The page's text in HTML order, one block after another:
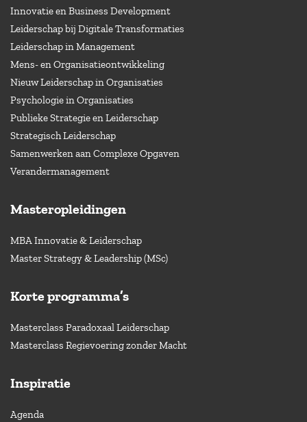
Innovatie en Business Development
Leiderschap bij Digitale Transformaties
Leiderschap in Management
Mens- en Organisatieontwikkeling
Nieuw Leiderschap in Organisaties
Psychologie in Organisaties
Publieke Strategie en Leiderschap
Strategisch Leiderschap
Samenwerken aan Complexe Opgaven
Verandermanagement
Masteropleidingen
MBA Innovatie & Leiderschap
Master Strategy & Leadership (MSc)
Korte programma’s
Masterclass Paradoxaal Leiderschap
Masterclass Regievoering zonder Macht
Inspiratie
Agenda